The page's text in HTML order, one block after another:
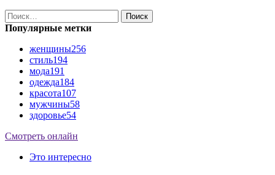
Найти:
Популярные метки
женщины256
стиль194
мода191
одежда184
красота107
мужчины58
здоровье54
Смотреть онлайн
Это интересно